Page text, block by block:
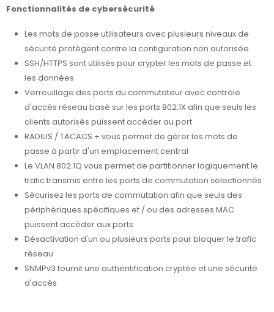
Fonctionnalités de cybersécurité
Les mots de passe utilisateurs avec plusieurs niveaux de
sécurité protègent contre la configuration non autorisée
SSH/HTTPS sont utilisés pour crypter les mots de passe et
les données
Verrouillage des ports du commutateur avec contrôle
d'accès réseau basé sur les ports 802.1X afin que seuls les
clients autorisés puissent accéder au port
RADIUS / TACACS + vous permet de gérer les mots de
passe à partir d'un emplacement central
Le VLAN 802.1Q vous permet de partitionner logiquement le
trafic transmis entre les ports de commutation sélectionnés
Sécurisez les ports de commutation afin que seuls des
périphériques spécifiques et / ou des adresses MAC
puissent accéder aux ports
Désactivation d'un ou plusieurs ports pour bloquer le trafic
réseau
SNMPv3 fournit une authentification cryptée et une sécurité
d'accès